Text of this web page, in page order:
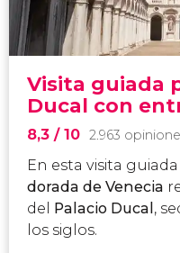
Visita guiada
Ducal con
8,3 / 10 2.963
En esta visita
dorada de Venecia
del
Palacio Ducal ,
los siglos.